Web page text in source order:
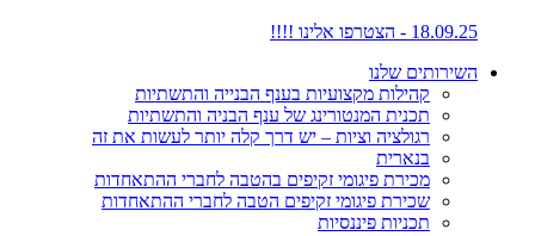
18.09.25 - הצטרפו אלינו !!!!
השירותים שלנו
קהילות מקצועיות בענף הבנייה והתשתיות
תכנית המנטורינג של ענף הבניה והתשתיות
רגולציה וציות – יש דרך קלה יותר לעשות את זה
בנארית
מכירת פיגומי זקיפים בהטבה לחברי ההתאחדות
שכירת פיגומי זקיפים הטבה לחברי ההתאחדות
תכניות פיננסיות